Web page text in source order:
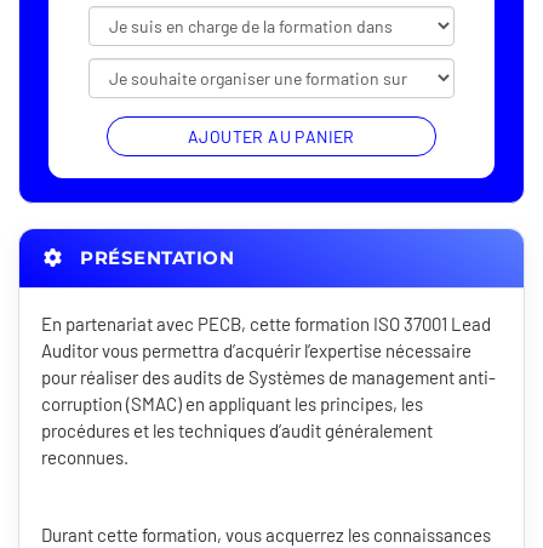
AJOUTER AU PANIER
PRÉSENTATION
En partenariat avec PECB, cette formation ISO 37001 Lead
Auditor vous permettra d’acquérir l’expertise nécessaire
pour réaliser des audits de Systèmes de management anti-
corruption (SMAC) en appliquant les principes, les
procédures et les techniques d’audit généralement
reconnues.
Durant cette formation, vous acquerrez les connaissances